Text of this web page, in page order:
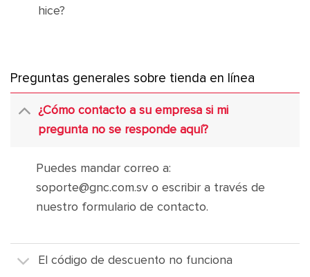
hice?
Preguntas generales sobre tienda en línea
¿Cómo contacto a su empresa si mi
pregunta no se responde aquí?
Puedes mandar correo a:
soporte@gnc.com.sv o escribir a través de
nuestro formulario de contacto.
El código de descuento no funciona